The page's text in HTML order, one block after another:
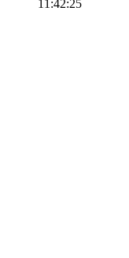
11:42:25